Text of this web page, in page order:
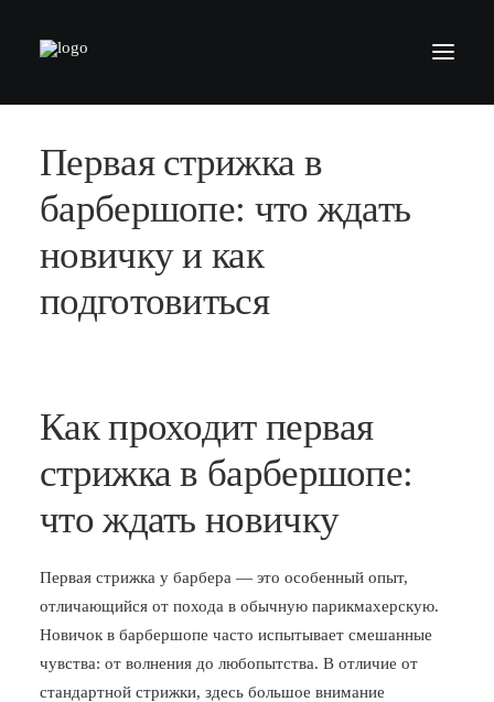
БАРБЕРШОПЫ
УСЛУГИ
КОСМЕТИКА
КОНТАКТЫ
МОДЕЛЯМ
ФРАНШИЗА
БЛОГ
ПОЖАЛОВАТЬСЯ
Первая стрижка в
барбершопе: что ждать
новичку и как
подготовиться
Как проходит первая
стрижка в барбершопе:
что ждать новичку
Первая стрижка у барбера — это особенный опыт,
отличающийся от похода в обычную парикмахерскую.
Новичок в барбершопе часто испытывает смешанные
чувства: от волнения до любопытства. В отличие от
стандартной стрижки, здесь большое внимание